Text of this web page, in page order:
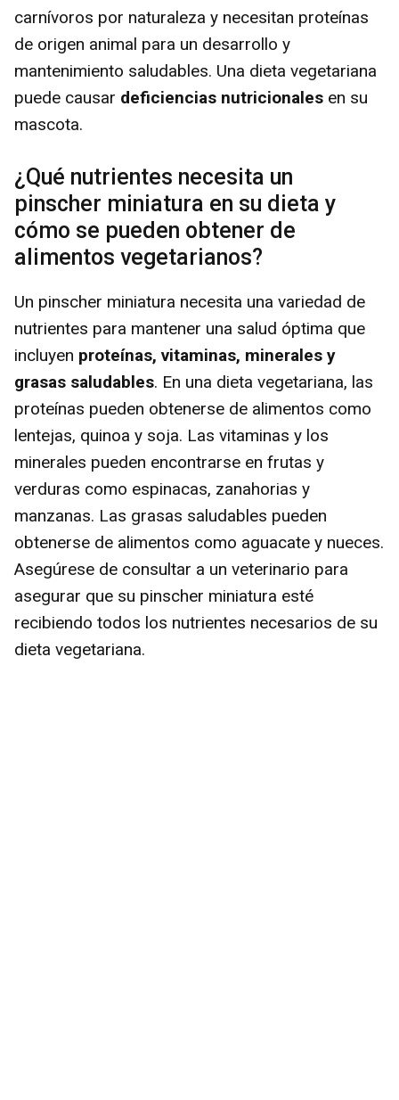
carnívoros por naturaleza y necesitan proteínas
de origen animal para un desarrollo y
mantenimiento saludables. Una dieta vegetariana
puede causar deficiencias nutricionales en su
mascota.
¿Qué nutrientes necesita un
pinscher miniatura en su dieta y
cómo se pueden obtener de
alimentos vegetarianos?
Un pinscher miniatura necesita una variedad de
nutrientes para mantener una salud óptima que
incluyen proteínas, vitaminas, minerales y
grasas saludables. En una dieta vegetariana, las
proteínas pueden obtenerse de alimentos como
lentejas, quinoa y soja. Las vitaminas y los
minerales pueden encontrarse en frutas y
verduras como espinacas, zanahorias y
manzanas. Las grasas saludables pueden
obtenerse de alimentos como aguacate y nueces.
Asegúrese de consultar a un veterinario para
asegurar que su pinscher miniatura esté
recibiendo todos los nutrientes necesarios de su
dieta vegetariana.